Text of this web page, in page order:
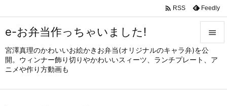
e-お弁当作っちゃいました!
宮澤真理のかわいいお絵かきお弁当(オリジナルのキャラ弁)を公
開。ウィンナー飾り切りやかわいいスィーツ、ランチプレート、ア
ニメや作り方動画も


メニュ
サイド
 RSS Feedly